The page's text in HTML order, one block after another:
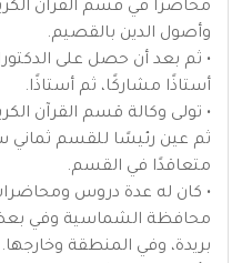
محاضرًا في قسم القرآن
وأصول الدين بالقصيم.
• ثم بعد أن حصل على
أستاذًا مشاركًا، ثم أستاذًا.
• تولى وكالة قسم القرآن
ثم عين رئيسًا للقسم ثماني
متعاقدًا في القسم.
• كان له عدة دروس
محافظة الشماسية وفي بعض
بريدة، وفي المنطقة وخارجها.